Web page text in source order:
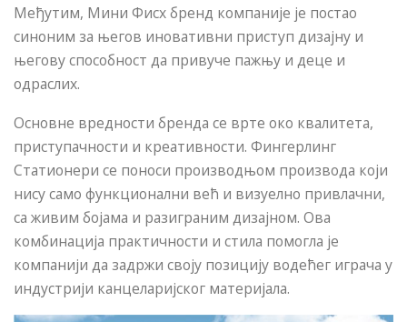
Међутим, Мини Фисх бренд компаније је постао
синоним за његов иновативни приступ дизајну и
његову способност да привуче пажњу и деце и
одраслих.
Основне вредности бренда се врте око квалитета,
приступачности и креативности. Фингерлинг
Статионери се поноси производњом производа који
нису само функционални већ и визуелно привлачни,
са живим бојама и разиграним дизајном. Ова
комбинација практичности и стила помогла је
компанији да задржи своју позицију водећег играча у
индустрији канцеларијског материјала.